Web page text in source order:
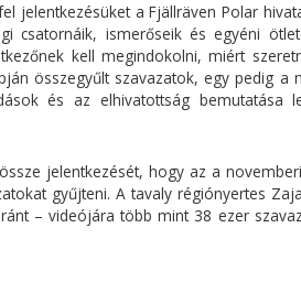
jelentkezésüket a Fjällräven Polar
csatornáik, ismerőseik és egyéni
kell megindokolni, miért
összegyűlt szavazatok, egy pedig a
és az elhivatottság bemutatása
jelentkezését, hogy az a
gyűjteni. A tavaly régiónyertes
– videójára több mint 38 ezer